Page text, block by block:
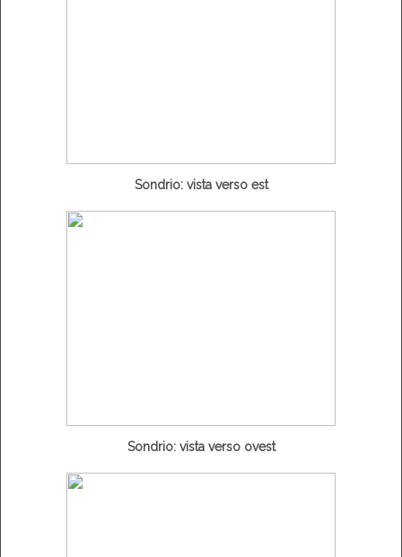
Sondrio: vista verso est
Sondrio: vista verso ovest